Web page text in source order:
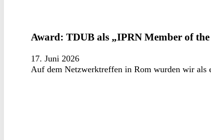
Award: TDUB als „IPRN Member of the
17. Juni 2026
Auf dem Netzwerktreffen in Rom wurden wir als